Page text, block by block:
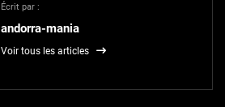
Écrit par :
andorra-mania
Voir tous les articles